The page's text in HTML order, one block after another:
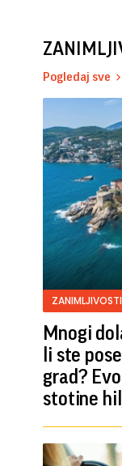
Pogledaj sve
ZANIMLJIVOSTI
Mnogi
li ste
grad?
stotine